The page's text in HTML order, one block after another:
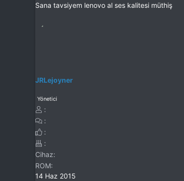
Sana tavsiyem lenovo al ses kalitesi müthiş
JRLejoyner
Yönetici
Cihaz
ROM
14 Haz 2015